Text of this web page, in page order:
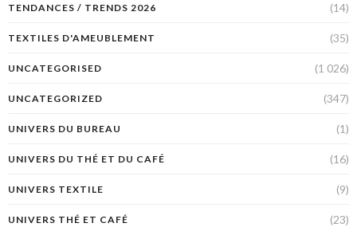
TENDANCES / TRENDS 2026 (14)
TEXTILES D'AMEUBLEMENT (35)
UNCATEGORISED (1 026)
UNCATEGORIZED (347)
UNIVERS DU BUREAU (1)
UNIVERS DU THÉ ET DU CAFÉ (16)
UNIVERS TEXTILE (9)
UNIVERS THÉ ET CAFÉ (23)